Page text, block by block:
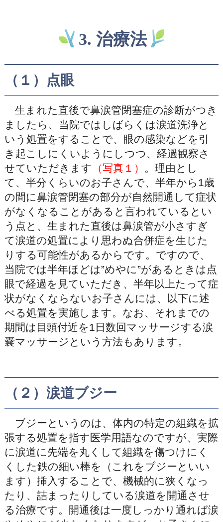
3. 治療法
（１）点眼
生まれた直後で鼻涙管閉塞症の診断がつき
ましたら、当院ではしばらくは涙道洗浄と
いう処置をすることで、眼の感染などを引
き起こしにくいようにしつつ、経過観察さ
せていただきます （写真１） 。理由とし
て、半分くらいのお子さんで、半年から1歳
の間に鼻涙管閉塞の部分が自然開通して症状
がなくなることがあると言われているとい
う点と、生まれた直後は鼻涙管が小さすぎ
て涙道の処置により思わぬ合併症を生じた
りする可能性があるからです。ですので、
当院では半年ほどは”めやに”があるときは点
眼で経過を見ていただき、半年以上たって症
状がなくならないお子さんには、以下に述
べる処置を実施します。なお、それまでの
期間は目頭付近を1日数回マッサージする涙
嚢マッサージという方法もあります。
（２）涙道ブジー
ブジーというのは、体内の特定の組織を拡
張する処置を指す医学用語なのですが、実際
に涙道に先端を丸くして組織を傷つけにく
くした鉄の細い棒を（これをブジーといい
ます）挿入することで、機械的に狭くなっ
たり、詰まったりしている涙道を開通させ
る治療です。開通後は一度しっかり通れば涙